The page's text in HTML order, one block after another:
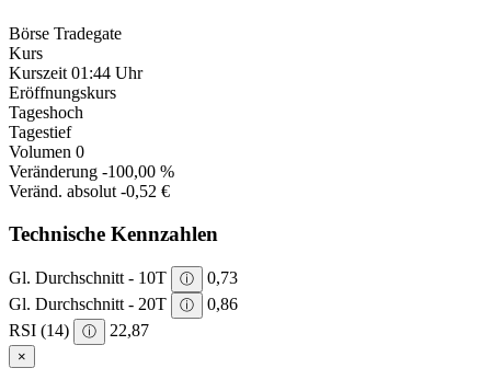
Börse Tradegate
Kurs
Kurszeit 01:44 Uhr
Eröffnungskurs
Tageshoch
Tagestief
Volumen 0
Veränderung -100,00 %
Veränd. absolut -0,52 €
Technische Kennzahlen
Gl. Durchschnitt - 10T ⓘ
0,73
Gl. Durchschnitt - 20T
ⓘ
0,86
RSI (14)
ⓘ 22,87
×